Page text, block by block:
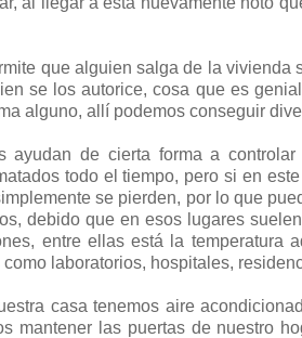
que alguien salga de la
se los autorice, cosa que es
alguno, allí podemos conseguir
ayudan de cierta forma a
todo el tiempo, pero si en
se pierden, por lo que
debido que en esos lugares
entre ellas está la temperatura
laboratorios, hospitales,
casa tenemos aire
mantener las puertas de nuestro